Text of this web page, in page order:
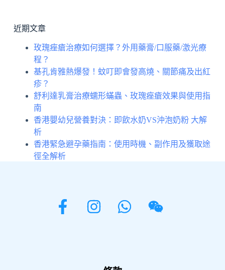
近期文章
玫瑰痤瘡治療如何選擇？外用藥膏/口服藥/激光療
程？
基孔肯雅熱爆發！蚊叮即會發高燒、關節痛及出紅
疹？
舒利達乳膏治療蠕形蟎蟲、玫瑰痤瘡效果與使用指
南
香港嬰幼兒營養對決：即飲水奶VS沖泡奶粉 大解
析
香港緊急避孕藥指南：使用時機、副作用及獲取途
徑全解析